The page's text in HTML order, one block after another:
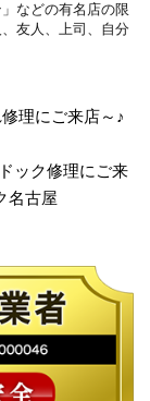
などの有名店の限
友人、上司、自分
理にご来店～♪
ック修理にご来
名古屋